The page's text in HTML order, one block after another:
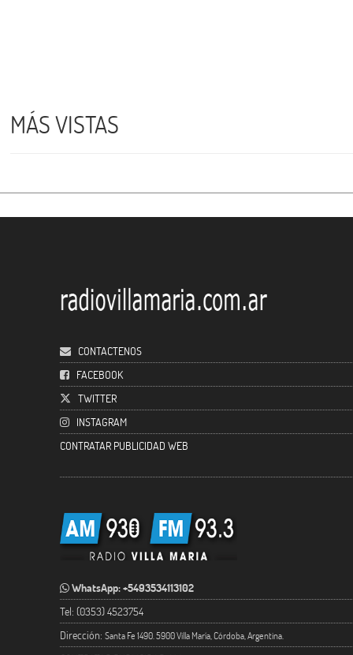
MÁS VISTAS
CONTACTENOS
FACEBOOK
TWITTER
INSTAGRAM
CONTRATAR PUBLICIDAD WEB
WhatsApp: +5493534113102
Tel: (0353) 4523754
Dirección: Santa Fe 1490. 5900 Villa María, Córdoba, Argentina.